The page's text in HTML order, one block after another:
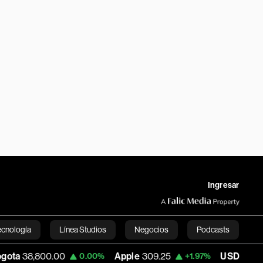
Ingresar
Línea Studios Negocios Podcasts
English
0.00% Apple 309.25 +1.97% USD COP 3,195.99